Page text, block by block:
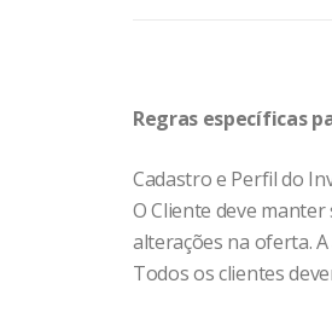
Regras específicas
Cadastro e Perfil do
O Cliente deve
alterações na oferta.
Todos os clientes